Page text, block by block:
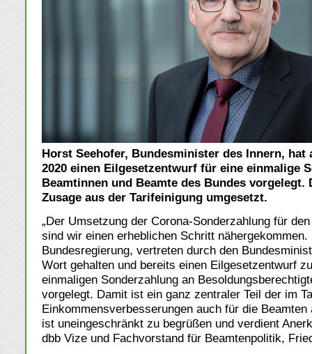
Horst Seehofer, Bundesminister des Innern, hat
2020 einen Eilgesetzentwurf für eine einmalige
Beamtinnen und Beamte des Bundes vorgelegt.
Zusage aus der Tarifeinigung umgesetzt.
„Der Umsetzung der Corona-Sonderzahlung für
sind wir einen erheblichen Schritt nähergekommen.
Bundesregierung, vertreten durch den
Wort gehalten und bereits einen Eilgesetzentwurf
einmaligen Sonderzahlung an
vorgelegt. Damit ist ein ganz zentraler Teil der im
Einkommensverbesserungen auch für die Beamten
ist uneingeschränkt zu begrüßen und verdient
dbb Vize und Fachvorstand für Beamtenpolitik,